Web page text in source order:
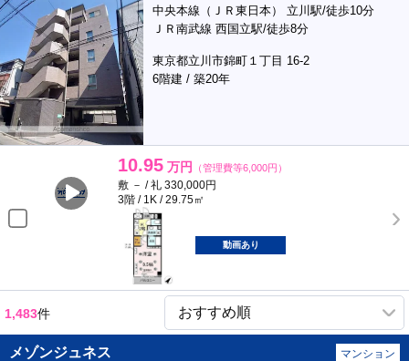
中央本線（ＪＲ東日本） 立川駅/徒歩10分
ＪＲ南武線 西国立駅/徒歩8分
東京都立川市錦町１丁目 16-2
6階建 / 築20年
10.95 万円 （管理費等6,000円）
敷 － / 礼 330,000円
3階 / 1K / 29.75㎡
動画あり
1,483件
メゾンジュネス マンション